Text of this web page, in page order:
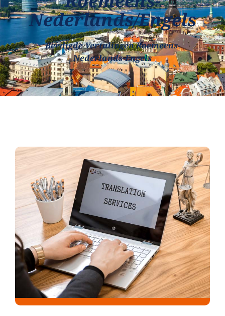
Nederlands/Engels
Beëdigde Vertalingen Roemeens-
Nederlands-Engels